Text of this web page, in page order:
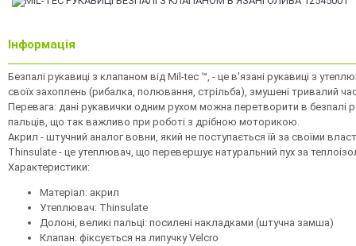
Інформація
Безпалі рукавиці з клапаном від Mil-tec ™, - це в'язані рукавиці з
своїх захоплень (рибалка, полювання, стрільба), змушені тривалий
Перевага: дані рукавички одним рухом можна перетворити в безпалі
пальців, що так важливо при роботі з дрібною моторикою.
Акрил - штучний аналог вовни, який не поступається їй за своїми
Thinsulate - це утеплювач, що перевершує натуральний пух за
Характеристики:
Матеріал: акрил
Утеплювач: Thinsulate
Долоні, великі пальці: посилені накладками (штучна замша)
Клапан: фіксується на липучку Velcro